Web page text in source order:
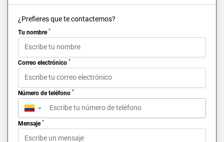
¿Prefieres que te contactemos?
Tu nombre *
Correo electrónico *
Número de teléfono *
▼
Mensaje *